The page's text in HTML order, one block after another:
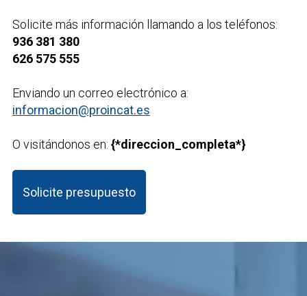
Solicite más información llamando a los teléfonos:
936 381 380
626 575 555
Enviando un correo electrónico a:
informacion@proincat.es
O visitándonos en: {*direccion_completa*}
Solicite presupuesto